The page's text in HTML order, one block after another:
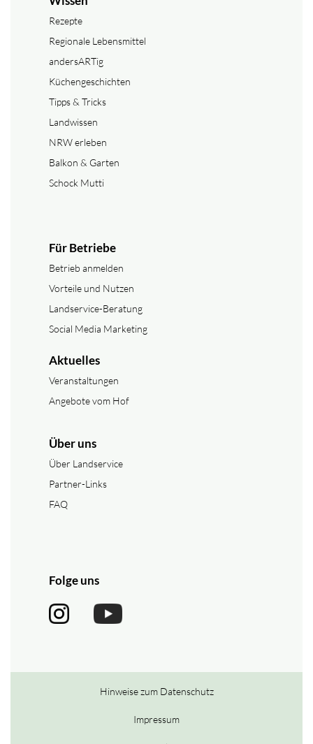
Rezepte
Regionale Lebensmittel
andersARTig
Küchengeschichten
Tipps & Tricks
Landwissen
NRW erleben
Balkon & Garten
Schock Mutti
Für Betriebe
Betrieb anmelden
Vorteile und Nutzen
Landservice-Beratung
Social Media Marketing
Aktuelles
Veranstaltungen
Angebote vom Hof
Über uns
Über Landservice
Partner-Links
FAQ
Folge uns
Hinweise zum Datenschutz
Impressum